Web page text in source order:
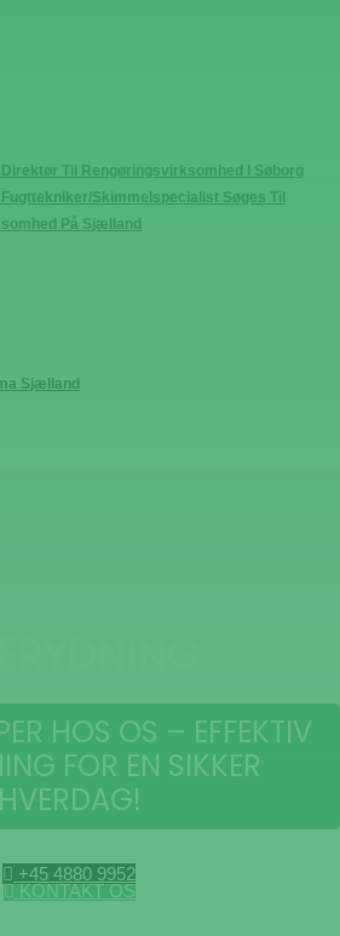
Til Rengøringsvirksomhed I Søborg
Skimmelspecialist Søges Til
På Sjælland
Sjælland
HOS OS – EFFEKTIV
FOR EN SIKKER
HVERDAG!
KONTAKT OS
+45 4880 9952